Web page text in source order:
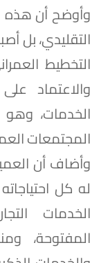
وأوضح أن هذه
التقليدي، بل
التخطيط
والاعتماد
الخدمات، وهو
المجتمعات
وأضاف أن
له كل
الخدمات
المفتوحة،